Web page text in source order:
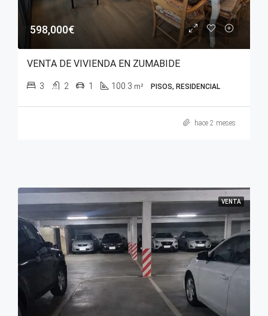
598,000€
VENTA DE VIVIENDA EN ZUMABIDE
3 2 1 100.3 m² PISOS, RESIDENCIAL
hace 2 meses
VENTA